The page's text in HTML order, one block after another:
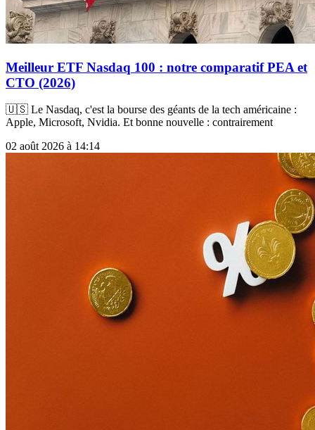
Meilleur ETF Nasdaq 100 : notre comparatif PEA et
CTO (2026)
🇺🇸 Le Nasdaq, c'est la bourse des géants de la tech américaine :
Apple, Microsoft, Nvidia. Et bonne nouvelle : contrairement
02 août 2026 à 14:14